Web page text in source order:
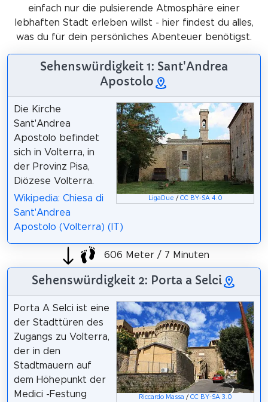
einfach nur die pulsierende Atmosphäre einer
lebhaften Stadt erleben willst - hier findest du alles,
was du für dein persönliches Abenteuer benötigst.
Sehenswürdigkeit 1: Sant'Andrea
Apostolo
LigaDue / CC BY-SA 4.0
Die Kirche
Sant'Andrea
Apostolo befindet
sich in Volterra, in
der Provinz Pisa,
Diözese Volterra.
Wikipedia: Chiesa di
Sant'Andrea
Apostolo (Volterra) (IT)
606 Meter / 7 Minuten
Sehenswürdigkeit 2: Porta a Selci
Riccardo Massa / CC BY-SA 3.0
Porta A Selci ist eine
der Stadttüren des
Zugangs zu Volterra,
der in den
Stadtmauern auf
dem Höhepunkt der
Medici -Festung